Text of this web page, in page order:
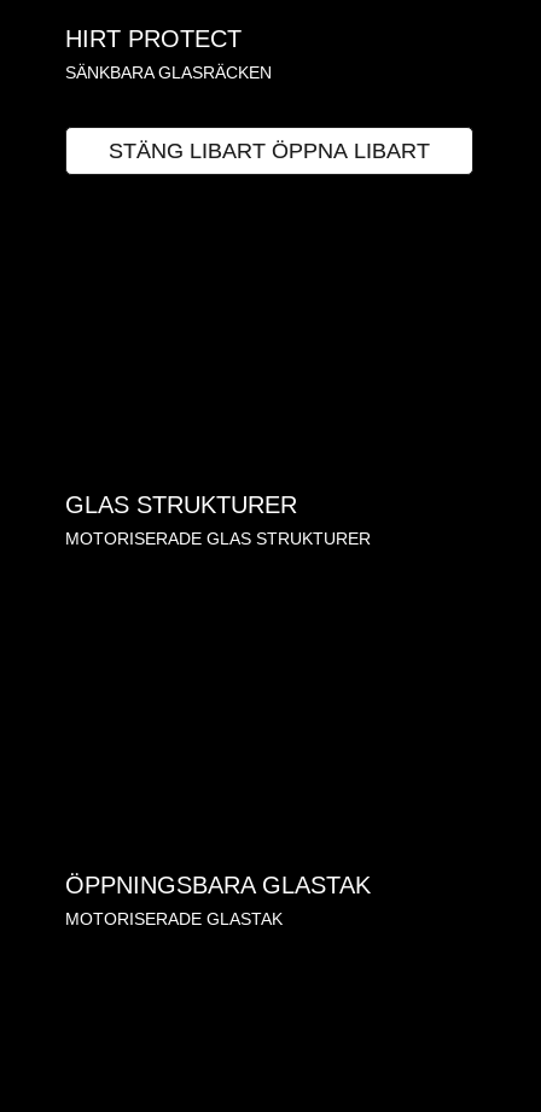
HIRT PROTECT
SÄNKBARA GLASRÄCKEN
STÄNG LIBART ÖPPNA LIBART
GLAS STRUKTURER
MOTORISERADE GLAS STRUKTURER
ÖPPNINGSBARA GLASTAK
MOTORISERADE GLASTAK